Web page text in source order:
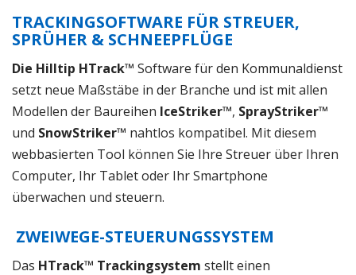
TRACKINGSOFTWARE FÜR STREUER,
SPRÜHER & SCHNEEPFLÜGE
Die Hilltip HTrack™ Software für den Kommunaldienst
setzt neue Maßstäbe in der Branche und ist mit allen
Modellen der Baureihen IceStriker™, SprayStriker™
und SnowStriker™ nahtlos kompatibel. Mit diesem
webbasierten Tool können Sie Ihre Streuer über Ihren
Computer, Ihr Tablet oder Ihr Smartphone
überwachen und steuern.
ZWEIWEGE-STEUERUNGSSYSTEM
Das HTrack™ Trackingsystem stellt einen